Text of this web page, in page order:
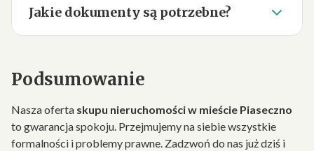
Jakie dokumenty są potrzebne?
Podsumowanie
Nasza oferta skupu nieruchomości w mieście Piaseczno
to gwarancja spokoju. Przejmujemy na siebie wszystkie
formalności i problemy prawne. Zadzwoń do nas już dziś i